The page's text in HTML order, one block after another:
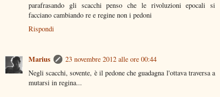
parafrasando gli scacchi penso che le rivoluzioni epocali si
facciano cambiando re e regine non i pedoni
Rispondi
Marius
23 novembre 2012 alle ore 00:44
Negli scacchi, sovente, è il pedone che guadagna l'ottava traversa a
mutarsi in regina...